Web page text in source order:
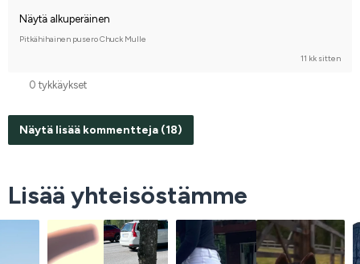
Näytä alkuperäinen
Pitkähihainen pusero Chuck Mulle
11 kk sitten
0 tykkäykset
Näytä lisää kommentteja (18)
Lisää yhteisöstämme